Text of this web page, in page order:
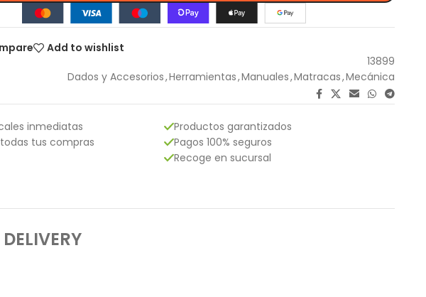
Add to wishlist
13899
Dados y Accesorios,Herramientas,Manuales,Matracas,Mecánica
inmediatas
tus compras
Productos garantizados
Pagos 100% seguros
Recoge en sucursal